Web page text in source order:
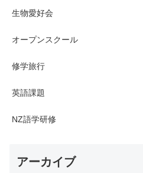
生物愛好会
オープンスクール
修学旅行
英語課題
NZ語学研修
アーカイブ